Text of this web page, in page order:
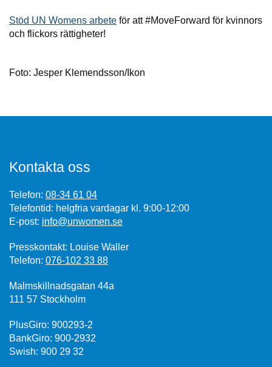
Stöd UN Womens arbete för att #MoveForward för kvinnors
och flickors rättigheter!
Foto: Jesper Klemendsson/Ikon
Kontakta oss
Telefon: 08-34 61 04
Telefontid: helgfria vardagar kl. 9:00-12:00
E-post: info@unwomen.se
Presskontakt: Louise Waller
Telefon: 076-102 33 88
Malmskillnadsgatan 44a
111 57 Stockholm
PlusGiro: 900293-2
BankGiro: 900-2932
Swish: 900 29 32